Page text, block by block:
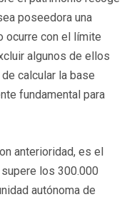
poseedora una
ocurre con el límite
algunos de ellos
calcular la base
fundamental para
anterioridad, es el
los 300.000
autónoma de